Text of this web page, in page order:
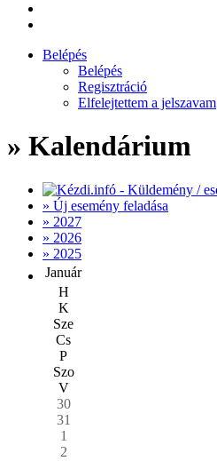
Belépés
Belépés
Regisztráció
Elfelejtettem a jelszavam
» Kalendárium
» Új esemény feladása
» 2027
» 2026
» 2025
Január
H
K
Sze
Cs
P
Szo
V
30
31
1
2